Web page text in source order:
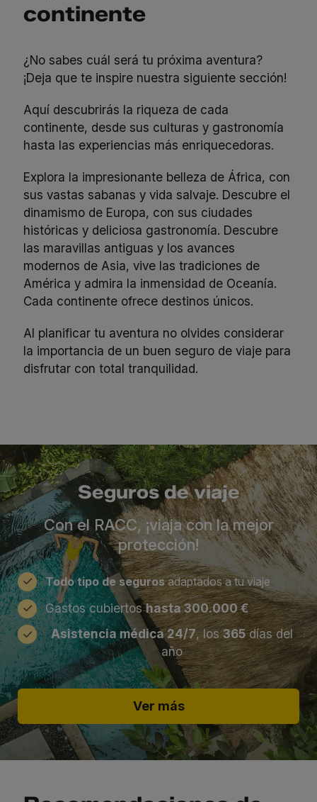
continente
¿No sabes cuál será tu próxima aventura?
¡Deja que te inspire nuestra siguiente sección!
Aquí descubrirás la riqueza de cada
continente, desde sus culturas y gastronomía
hasta las experiencias más enriquecedoras.
Explora la impresionante belleza de África, con
sus vastas sabanas y vida salvaje. Descubre el
dinamismo de Europa, con sus ciudades
históricas y deliciosa gastronomía. Descubre
las maravillas antiguas y los avances
modernos de Asia, vive las tradiciones de
América y admira la inmensidad de Oceanía.
Cada continente ofrece destinos únicos.
Al planificar tu aventura no olvides considerar
la importancia de un buen seguro de viaje para
disfrutar con total tranquilidad.
Seguros de viaje
Con el RACC, ¡viaja con la mejor
protección!
Todo tipo de segurosadaptados a tu viaje
Gastos cubiertoshasta 300.000 €
Asistencia médica 24/7, los365días del
año
Ver más